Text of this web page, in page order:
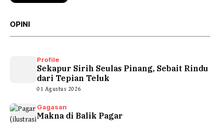
OPINI
Profile
Sekapur Sirih Seulas Pinang, Sebait Rindu
dari Tepian Teluk
01 Agustus 2026
Gagasan
Makna di Balik Pagar